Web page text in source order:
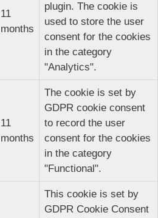
11
months
plugin. The cookie is
used to store the user
consent for the cookies
in the category
"Analytics".
11
months
The cookie is set by
GDPR cookie consent
to record the user
consent for the cookies
in the category
"Functional".
This cookie is set by
GDPR Cookie Consent